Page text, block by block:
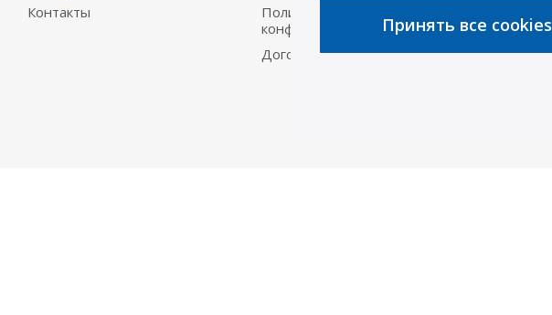
Контакты
Политика
конфиденциальности
Договор-оферта
Принять все cookies